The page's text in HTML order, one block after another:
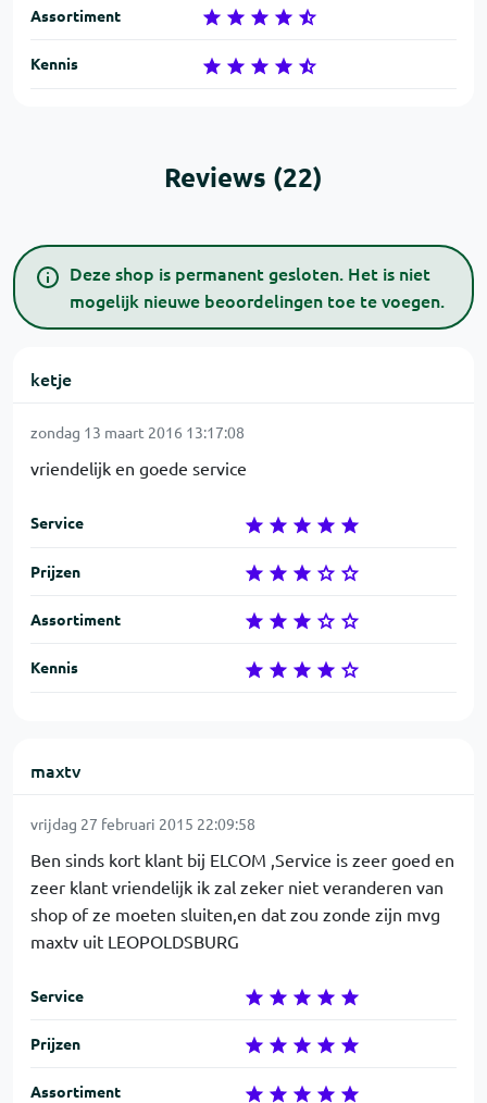
Assortiment
Kennis
Reviews (22)
Deze shop is permanent gesloten. Het is niet
mogelijk nieuwe beoordelingen toe te voegen.
ketje
zondag 13 maart 2016 13:17:08
vriendelijk en goede service
Service
Prijzen
Assortiment
Kennis
maxtv
vrijdag 27 februari 2015 22:09:58
Ben sinds kort klant bij ELCOM ,Service is zeer goed en
zeer klant vriendelijk ik zal zeker niet veranderen van
shop of ze moeten sluiten,en dat zou zonde zijn mvg
maxtv uit LEOPOLDSBURG
Service
Prijzen
Assortiment